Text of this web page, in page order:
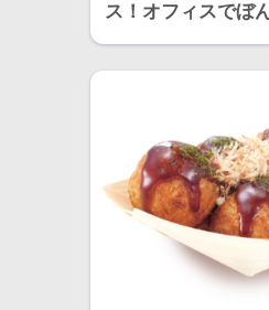
ス！オフィスでぼ